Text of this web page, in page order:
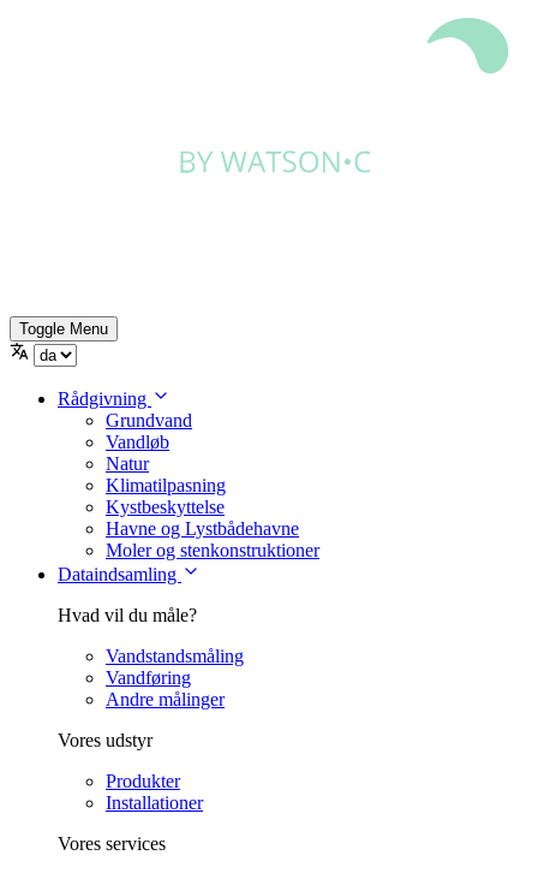
Toggle Menu
Rådgivning
Grundvand
Vandløb
Natur
Klimatilpasning
Kystbeskyttelse
Havne og Lystbådehavne
Moler og stenkonstruktioner
Dataindsamling
Hvad vil du måle?
Vandstandsmåling
Vandføring
Andre målinger
Vores udstyr
Produkter
Installationer
Vores services